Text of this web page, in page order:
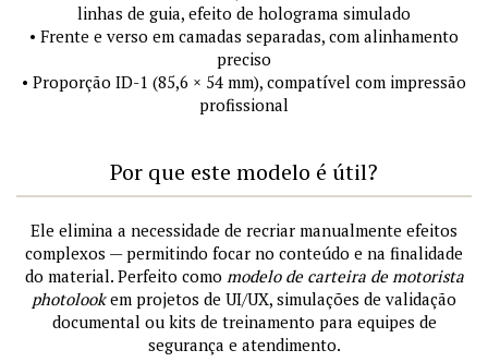
linhas de guia, efeito de holograma simulado
• Frente e verso em camadas separadas, com alinhamento
preciso
• Proporção ID-1 (85,6 × 54 mm), compatível com impressão
profissional
Por que este modelo é útil?
Ele elimina a necessidade de recriar manualmente efeitos
complexos — permitindo focar no conteúdo e na finalidade
do material. Perfeito como modelo de carteira de motorista
photolookem projetos de UI/UX, simulações de validação
documental ou kits de treinamento para equipes de
segurança e atendimento.